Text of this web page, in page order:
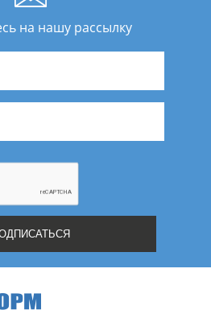
подходящего?
то, что вам нужно
Жду звонка
на нашу рассылку